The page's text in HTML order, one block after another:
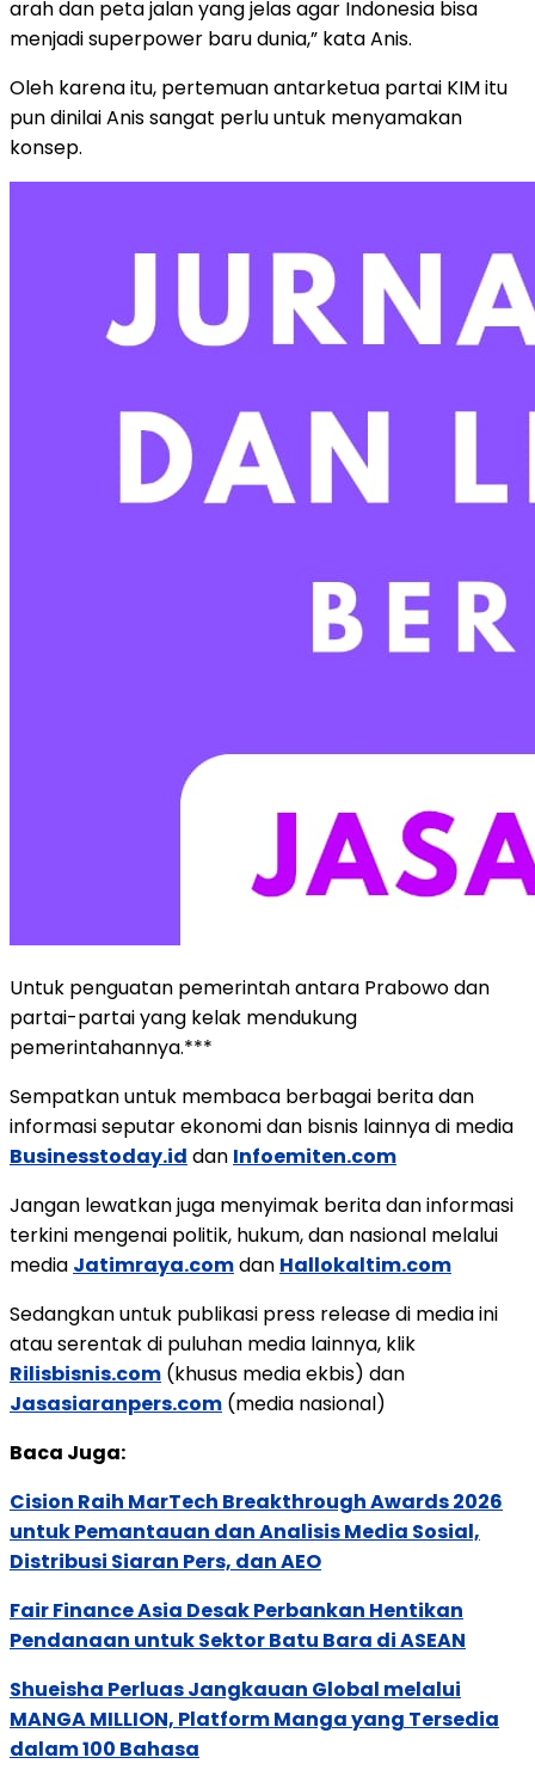
arah dan peta jalan yang jelas agar Indonesia bisa
menjadi superpower baru dunia,” kata Anis.
Oleh karena itu, pertemuan antarketua partai KIM itu
pun dinilai Anis sangat perlu untuk menyamakan
konsep.
Untuk penguatan pemerintah antara Prabowo dan
partai-partai yang kelak mendukung
pemerintahannya.***
Sempatkan untuk membaca berbagai berita dan
informasi seputar ekonomi dan bisnis lainnya di media
Businesstoday.id dan Infoemiten.com
Jangan lewatkan juga menyimak berita dan informasi
terkini mengenai politik, hukum, dan nasional melalui
media Jatimraya.comdan Hallokaltim.com
Sedangkan untuk publikasi press release di media ini
atau serentak di puluhan media lainnya, klik
Rilisbisnis.com (khusus media ekbis) dan
Jasasiaranpers.com (media nasional)
Baca Juga:
Cision Raih MarTech Breakthrough Awards 2026
untuk Pemantauan dan Analisis Media Sosial,
Distribusi Siaran Pers, dan AEO
Fair Finance Asia Desak Perbankan Hentikan
Pendanaan untuk Sektor Batu Bara di ASEAN
Shueisha Perluas Jangkauan Global melalui
MANGA MILLION, Platform Manga yang Tersedia
dalam 100 Bahasa